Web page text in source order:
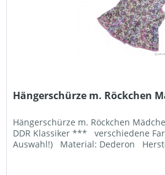
Hängerschürze m. Röckchen
Hängerschürze m. Röckchen
DDR Klassiker *** verschiedene
Auswahl!) Material: Dederon